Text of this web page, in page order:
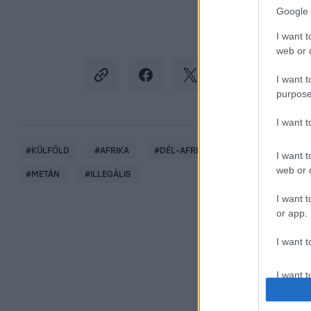
Google
I want
web or
I want
I want
I want
web or
I want
or app.
I want
I want
#KÜLFÖLD #AFRIKA #DÉL-AFRIKA LESOTHO
#METÁN # ILLEGÁLIS